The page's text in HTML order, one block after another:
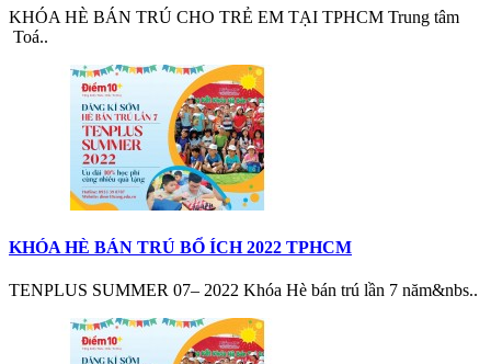
KHÓA HÈ BÁN TRÚ CHO TRẺ EM TẠI TPHCM Trung tâm
Toá..
KHÓA HÈ BÁN TRÚ BỔ ÍCH 2022 TPHCM
TENPLUS SUMMER 07– 2022 Khóa Hè bán trú lần 7 năm&nbs..